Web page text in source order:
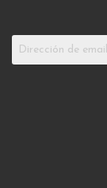
Dirección